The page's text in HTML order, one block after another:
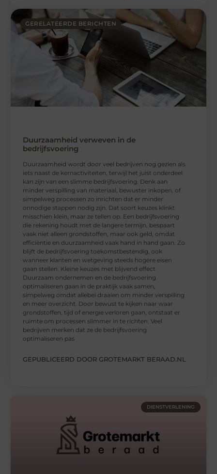
GERELATEERDE BERICHTEN
Duurzaamheid verweven in de
bedrijfsvoering
Duurzaamheid wordt door veel bedrijven nog gezien als
iets naast de kernactiviteiten, terwijl het juist onderdeel
kan zijn van een slimme bedrijfsvoering. Denk aan
minder verspilling van materiaal, bewuster inkopen, of
simpelweg processen zo inrichten dat er minder
onnodige stappen nodig zijn. Dat soort keuzes klinkt
misschien klein, maar ze tellen op. Een bedrijfsvoering
die rekening houdt met de langere termijn, bespaart
vaak niet alleen grondstoffen, maar ook geld, omdat
efficiëntie en duurzaamheid vaak hand in hand gaan. Zo
blijft de bedrijfsvoering toekomstbestendig, ook
wanneer klanten en wetgeving steeds hogere eisen
gaan stellen. Kleine keuzes met blijvend effect
Duurzaam ondernemen en de bedrijfsvoering
optimaliseren gaan in de praktijk vaak samen,
simpelweg omdat allebei draaien om minder verspilling
en meer overzicht. Door bewust te kijken naar waar
grondstoffen, tijd of energie verloren gaan, ontstaat er
ruimte om processen slimmer in te richten. Veel
bedrijven merken dat ze de bedrijfsvoering
optimaliseren pas
GEPUBLICEERD DOOR GROTEMARKT BERAAD.NL
DIENSTVERLENING